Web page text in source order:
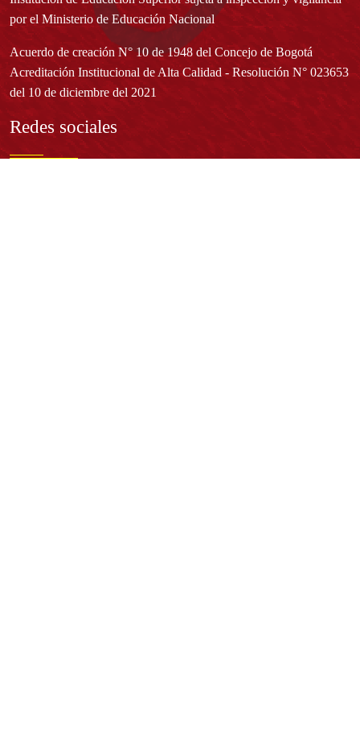
por el Ministerio de Educación Nacional
Acuerdo de creación N° 10 de 1948 del Concejo de Bogotá
Acreditación Institucional de Alta Calidad - Resolución N° 023653
del 10 de diciembre del 2021
Redes sociales